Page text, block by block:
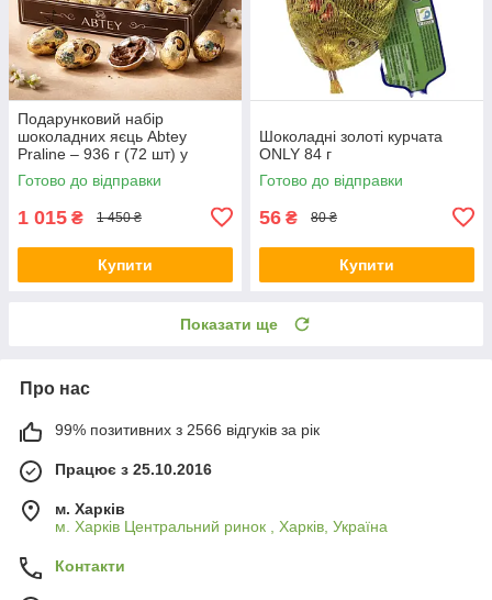
Подарунковий набір
шоколадних яєць Abtey
Praline – 936 г (72 шт) у
коробці, преміум солодощі
Готово до відправки
1 015 ₴ 1 450 ₴
Купити
Шоколадні золоті курчата
ONLY 84 г
Готово до відправки
56 ₴ 80 ₴
Купити
Показати ще
Про нас
99% позитивних з 2566 відгуків за рік
Працює з 25.10.2016
м. Харків
м. Харків Центральний ринок , Харків, Україна
Контакти